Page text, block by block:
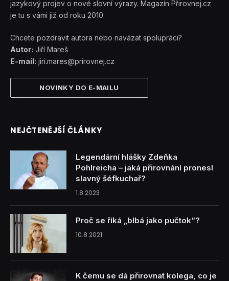
jazykový projev o nové slovní výrazy. Magazín Přirovnej.cz
je tu s vámi již od roku 2010.
Chcete pozdravit autora nebo navázat spolupráci?
Autor: Jiří Mareš
E-mail: jiri.mares@prirovnej.cz
NOVINKY DO E-MAILU
NEJČTENĚJŠÍ ČLÁNKY
Legendární hlášky Zdeňka
Pohlreicha – jaká přirovnání pronesl
slavný šéfkuchař?
1.8.2023
Proč se říká „blbá jako pučtok“?
10.8.2021
K čemu se dá přirovnat kolega, co je